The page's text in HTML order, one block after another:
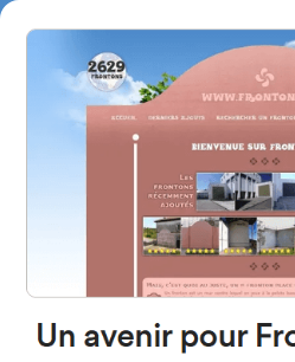
RECHERCHER
PROPOSER UN
4867
frontons